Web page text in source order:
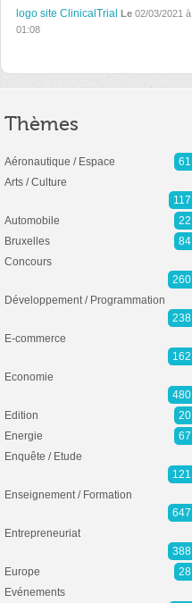
logo site ClinicalTrial Le 02/03/2021 à
01:08
Thèmes
Aéronautique / Espace
61
Arts / Culture
117
Automobile
22
Bruxelles
84
Concours
260
Développement / Programmation
238
E-commerce
162
Economie
480
Edition
20
Energie
67
Enquête / Etude
121
Enseignement / Formation
647
Entrepreneuriat
388
Europe
28
Evénements